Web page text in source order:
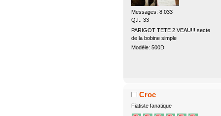
Messages: 8.033
Q.I.: 33
PARIGOT TETE 2 VEAU!!! secte
de la bobine simple
Modèle: 500D
Croc
Fiatiste fanatique